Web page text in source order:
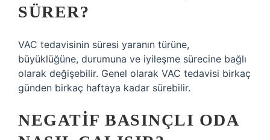
SÜRER?
VAC tedavisinin süresi yaranın türüne,
büyüklüğüne, durumuna ve iyileşme sürecine bağlı
olarak değişebilir. Genel olarak VAC tedavisi birkaç
günden birkaç haftaya kadar sürebilir.
NEGATIF BASINÇLI ODA